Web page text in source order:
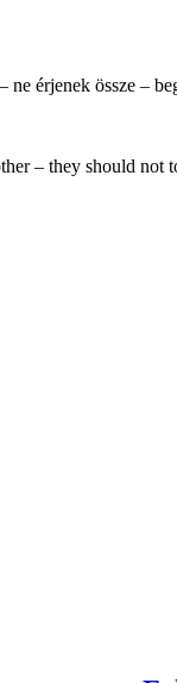
érjenek össze –
– they should not